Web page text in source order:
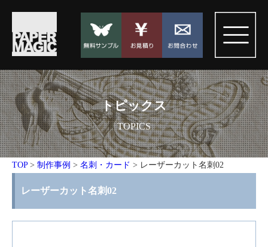
トピックス
TOPICS
TOP> 制作事例 > 名刺・カード > レーザーカット名刺02
レーザーカット名刺02